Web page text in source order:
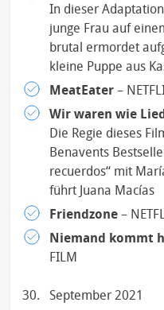
In dieser
junge Frau auf
brutal ermordet
kleine Puppe aus
MeatEater –
Wir waren wie
Die Regie dieses
Benavents
recuerdos“ mit
führt Juana Macías
Friendzone –
Niemand kommt
FILM
September 2021